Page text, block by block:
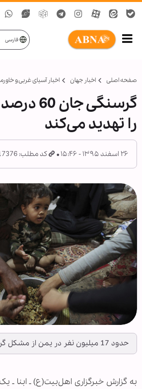
فارسی
صفحه اصلی اخبار جهان اخبار آسیای غربی و
گرسنگی
را تهدید می‌کند
۲۶ اسفند ۱۳۹۵ - ۱۵:۴۶ کد مطلب: 717376
حدود 17 میلیون نفر در یمن از مشکل گرسنگی رنج می برند.
به گزارش خبرگزاری اهل‌بیت(ع) ـ ابنا ـ